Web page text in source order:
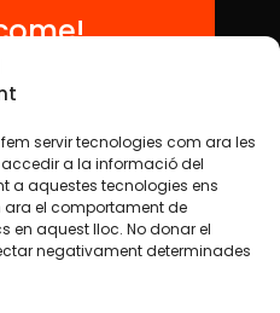
fem servir tecnologies com ara les
a la informació del
a aquestes tecnologies ens
el comportament de
en aquest lloc. No donar el
negativament determinades
IN